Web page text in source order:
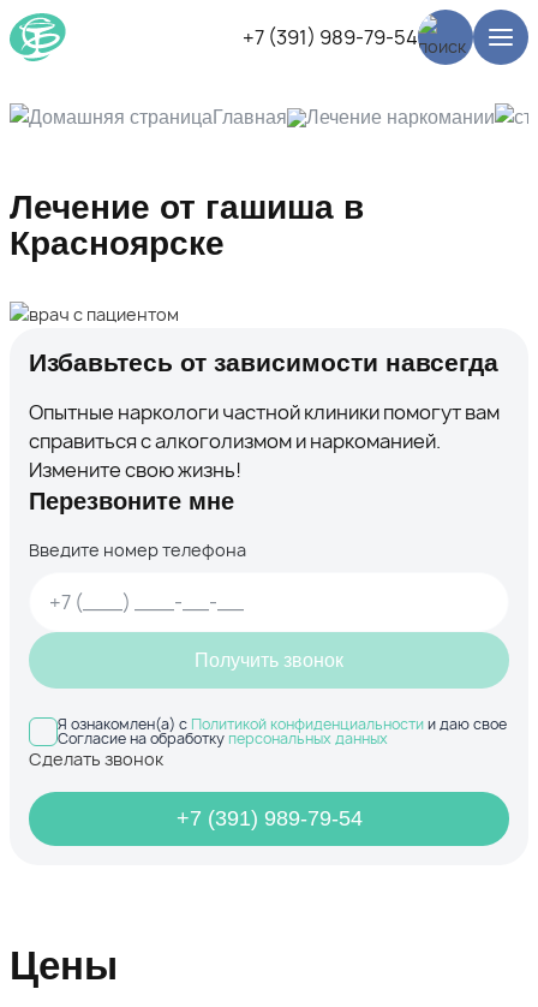
+7 (391) 989-79-54
Главная Лечение наркомании
Лечение от гашиша в
Красноярске
Избавьтесь от зависимости навсегда
Опытные наркологи частной клиники помогут вам
справиться с алкоголизмом и наркоманией.
Измените свою жизнь!
Перезвоните мне
Введите номер телефона
Получить звонок
Я ознакомлен(а) с Политикой конфиденциальностии даю свое
Согласие на обработку персональных данных
Сделать звонок
+7 (391) 989-79-54
Цены